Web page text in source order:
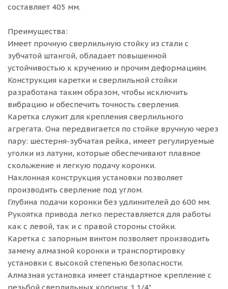
составляет 405 мм.
Преимущества:
Имеет прочную сверлильную стойку из стали с
зубчатой штангой, обладает повышенной
устойчивостью к кручению и прочим деформациям.
Конструкция каретки и сверлильной стойки
разработана таким образом, чтобы исключить
вибрацию и обеспечить точность сверления.
Каретка служит для крепления сверлильного
агрегата. Она передвигается по стойке вручную через
пару: шестерня-зубчатая рейка, имеет регулируемые
уголки из латуни, которые обеспечивают плавное
скольжение и легкую подачу коронки.
Наклонная конструкция установки позволяет
производить сверление под углом.
Глубина подачи коронки без удлинителей до 600 мм.
Рукоятка привода легко переставляется для работы
как с левой, так и с правой стороны стойки.
Каретка с запорным винтом позволяет производить
замену алмазной коронки и транспортировку
установки с высокой степенью безопасности.
Алмазная установка имеет стандартное крепление с